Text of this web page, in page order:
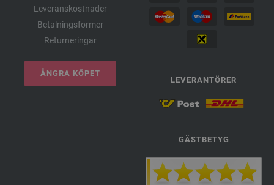
Leveranskostnader
Betalningsformer
Returneringar
ÅNGRA KÖPET
LEVERANTÖRER
GÄSTBETYG